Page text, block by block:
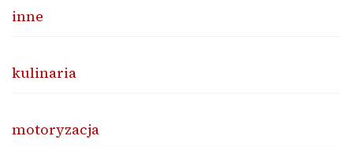
inne
kulinaria
motoryzacja